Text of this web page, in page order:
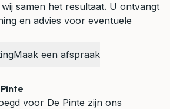
samen het resultaat. U ontvangt
en advies voor eventuele
Maak een afspraak
voor De Pinte zijn ons